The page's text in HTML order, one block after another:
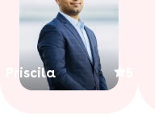
Priscila